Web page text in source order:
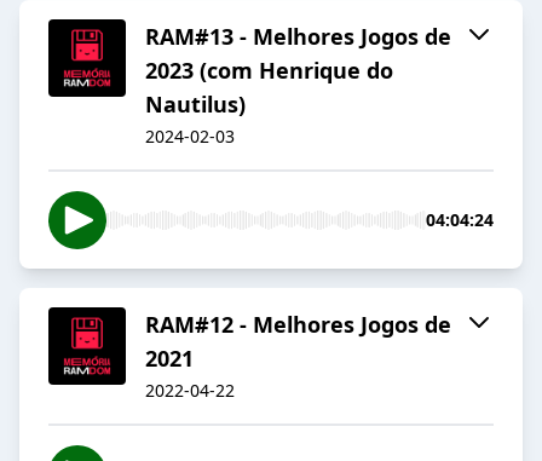
RAM#13 - Melhores Jogos de
2023 (com Henrique do
Nautilus)
2024-02-03
04:04:24
RAM#12 - Melhores Jogos de
2021
2022-04-22